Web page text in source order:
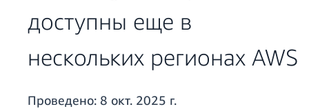
доступны еще в
нескольких регионах AWS
Проведено: 8 окт. 2025 г.